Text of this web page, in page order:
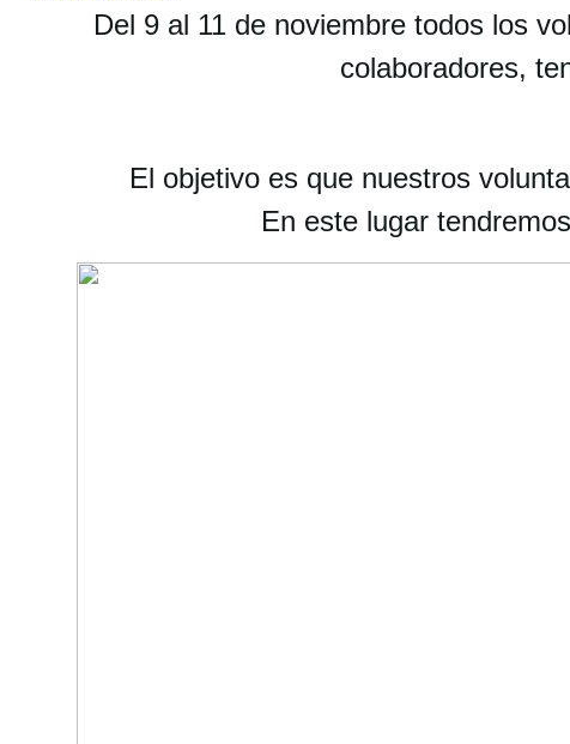
Del 9 al 11 de noviembre todos los
colaboradores,
El objetivo es que nuestros
En este lugar